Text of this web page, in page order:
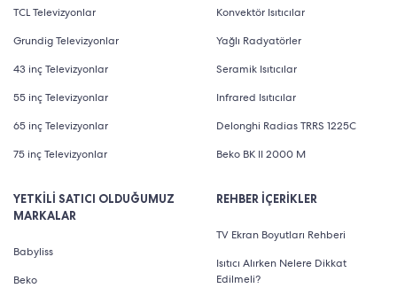
TCL Televizyonlar
Grundig Televizyonlar
43 inç Televizyonlar
55 inç Televizyonlar
65 inç Televizyonlar
75 inç Televizyonlar
YETKİLİ SATICI OLDUĞUMUZ
MARKALAR
Babyliss
Beko
Konvektör Isıtıcılar
Yağlı Radyatörler
Seramik Isıtıcılar
Infrared Isıtıcılar
Delonghi Radias TRRS 1225C
Beko BK II 2000 M
REHBER İÇERİKLER
TV Ekran Boyutları Rehberi
Isıtıcı Alırken Nelere Dikkat
Edilmeli?